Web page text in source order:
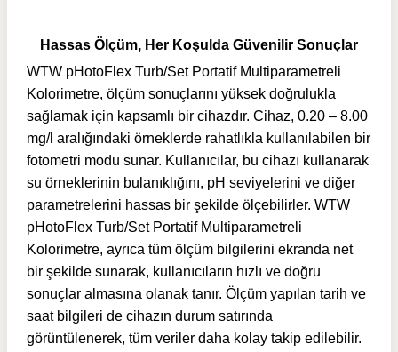
Hassas Ölçüm, Her Koşulda Güvenilir Sonuçlar
WTW pHotoFlex Turb/Set Portatif Multiparametreli
Kolorimetre, ölçüm sonuçlarını yüksek doğrulukla
sağlamak için kapsamlı bir cihazdır. Cihaz, 0.20 – 8.00
mg/l aralığındaki örneklerde rahatlıkla kullanılabilen bir
fotometri modu sunar. Kullanıcılar, bu cihazı kullanarak
su örneklerinin bulanıklığını, pH seviyelerini ve diğer
parametrelerini hassas bir şekilde ölçebilirler. WTW
pHotoFlex Turb/Set Portatif Multiparametreli
Kolorimetre, ayrıca tüm ölçüm bilgilerini ekranda net
bir şekilde sunarak, kullanıcıların hızlı ve doğru
sonuçlar almasına olanak tanır. Ölçüm yapılan tarih ve
saat bilgileri de cihazın durum satırında
görüntülenerek, tüm veriler daha kolay takip edilebilir.